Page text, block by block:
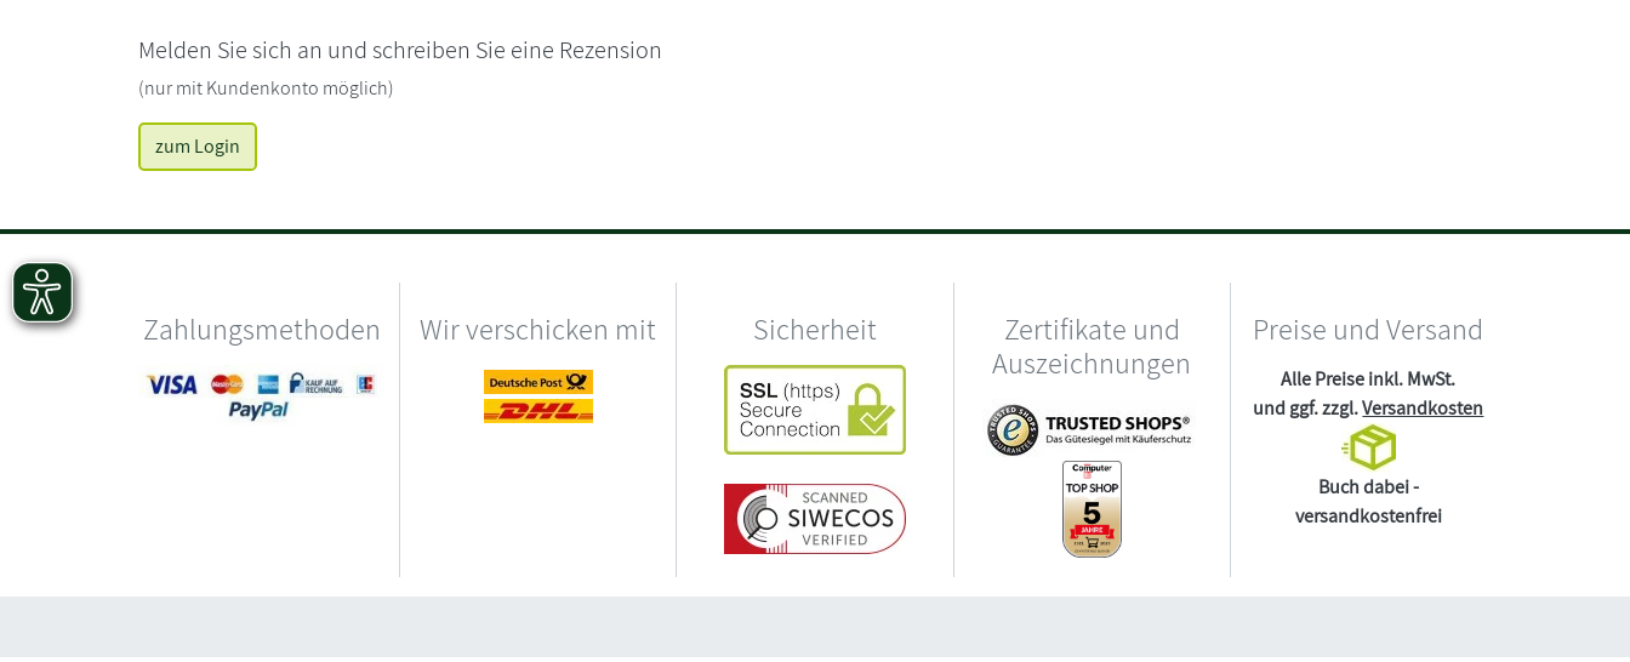
Melden Sie sich an und schreiben Sie eine Rezension
(nur mit Kundenkonto möglich)
zum Login
Zahlungsmethoden Wir verschicken mit Sicherheit
Zertifikate und
Auszeichnungen
Preise und Versand
Alle Preise inkl. MwSt.
und ggf. zzgl.Versandkosten
Buch dabei -
versandkostenfrei